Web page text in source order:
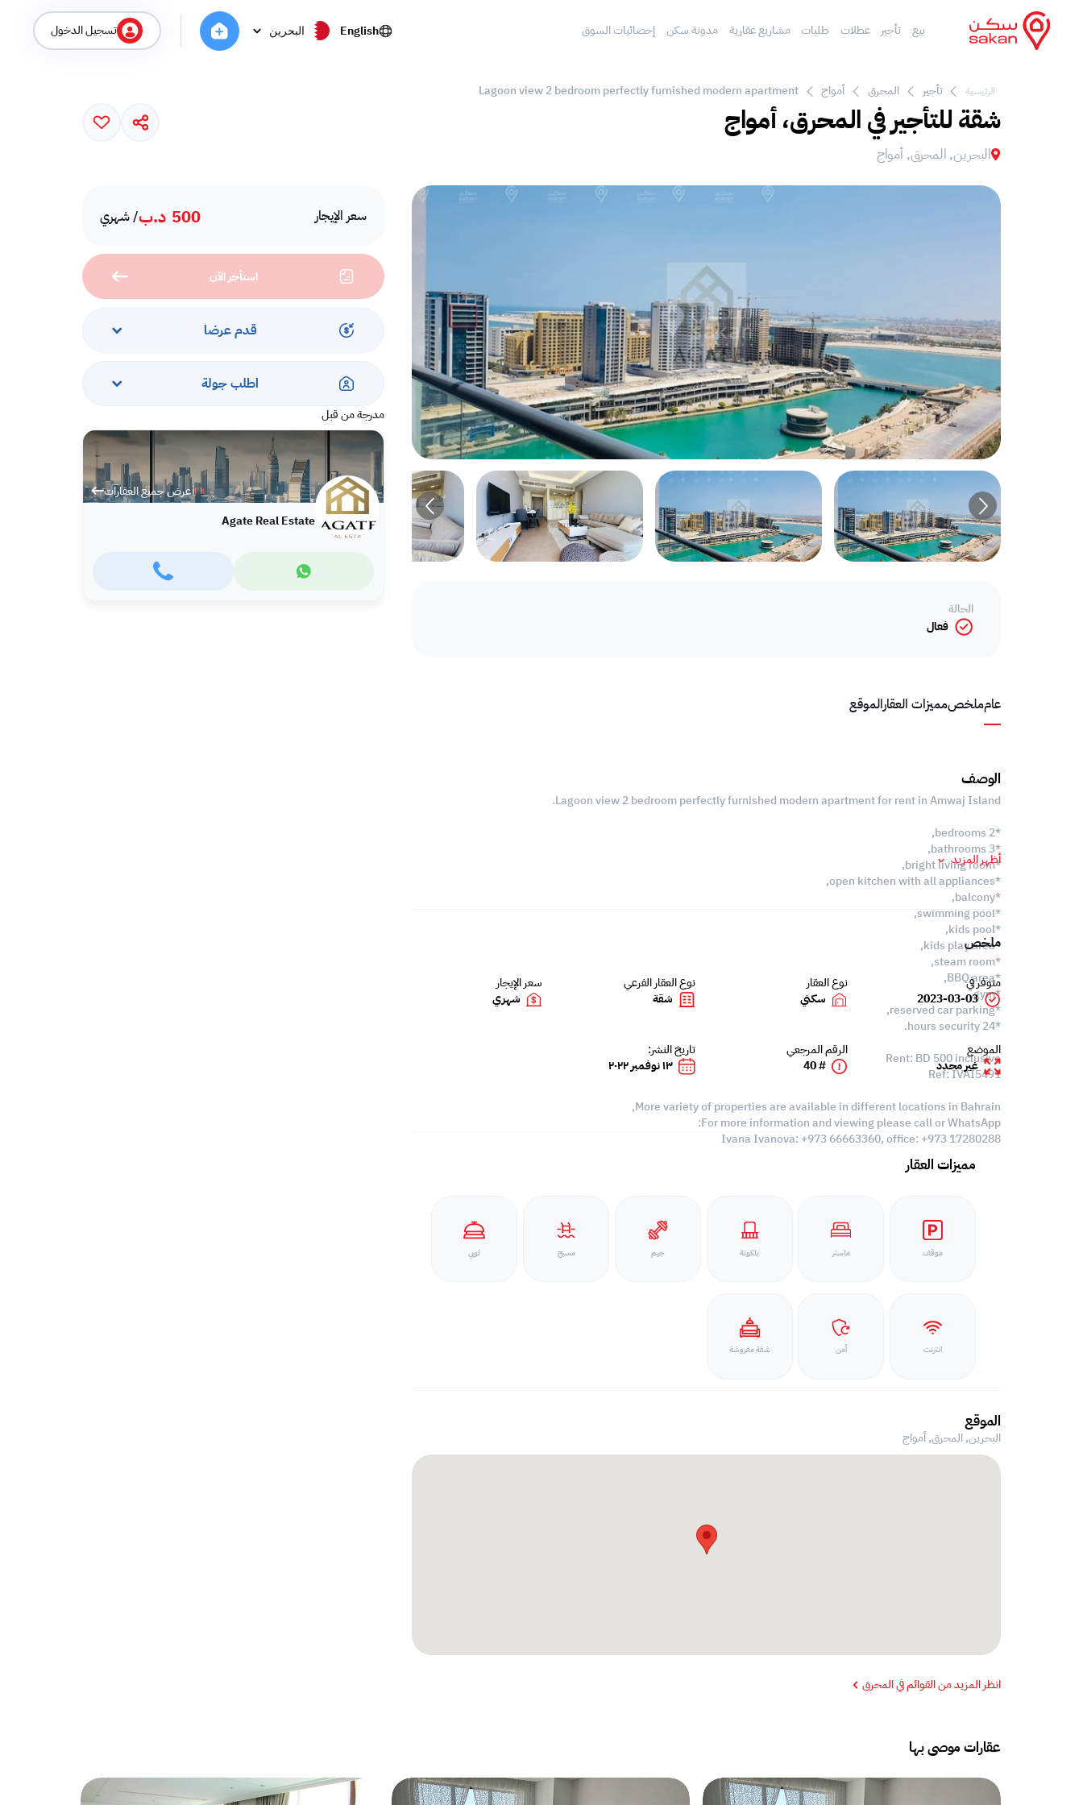
بيع تأجير عطلات طلبات مشاريع عقارية مدونة سكن إحصائيات السوق English البحرين تسجيل الدخول
الرئيسية تأجير المحرق أمواج Lagoon view 2 bedroom perfectly furnished modern apartment
شقة للتأجير في المحرق، أمواج
البحرين, المحرق, أمواج
سعر الإيجار 500 د.ب/ شهري
استأجر الآن
قدم عرضا
اطلب جولة
مدرجة من قبل
عرض جميع العقارات
Agate Real Estate
عامملخصمميزات العقارالموقع
الحالة
فعال
الوصف
Lagoon view 2 bedroom perfectly furnished modern apartment for rent in Amwaj Island.
*2 bedrooms,
*3 bathrooms,
*bright living room,
*open kitchen with all appliances,
*balcony,
*swimming pool,
*kids pool,
*kids play area,
*steam room,
*BBQ area,
*gym,
*reserved car parking,
*24 hours security.
Rent: BD 500 inclusive
Ref: IVAI5491
More variety of properties are available in different locations in Bahrain,
For more information and viewing please call or WhatsApp:
Ivana Ivanova: +973 66663360, office: +973 17280288
أظهر المزيد
ملخص
متوفر في
2023-03-03
نوع العقار
سكني
نوع العقار الفرعي
شقة
سعر الإيجار
شهري
الموضع
غير محدد
الرقم المرجعي
# 40
تاريخ النشر:
١٣ نوفمبر ٢٠٢٢
مميزات العقار
موقف ماستر بلكونة جيم مسبح لوبي
انترنت أمن شقة مفروشة
الموقع
البحرين, المحرق,أمواج
انظر المزيد من القوائم في المحرق
عقارات موصى بها